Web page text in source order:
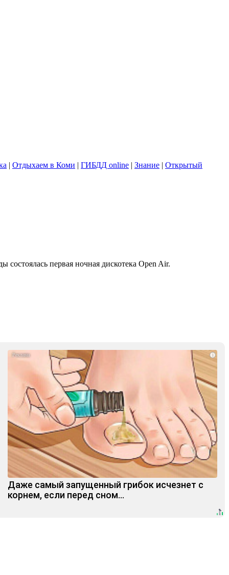
| Отдыхаем в Коми | ГИБДД online | Знание | Открытый
первая ночная дискотека Open Air.
i
Даже самый запущенный грибок исчезнет с
корнем, если перед сном…